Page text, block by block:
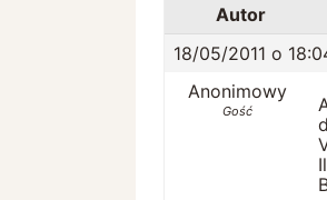
Autor
18/05/2011 o
Anonimowy
Gość